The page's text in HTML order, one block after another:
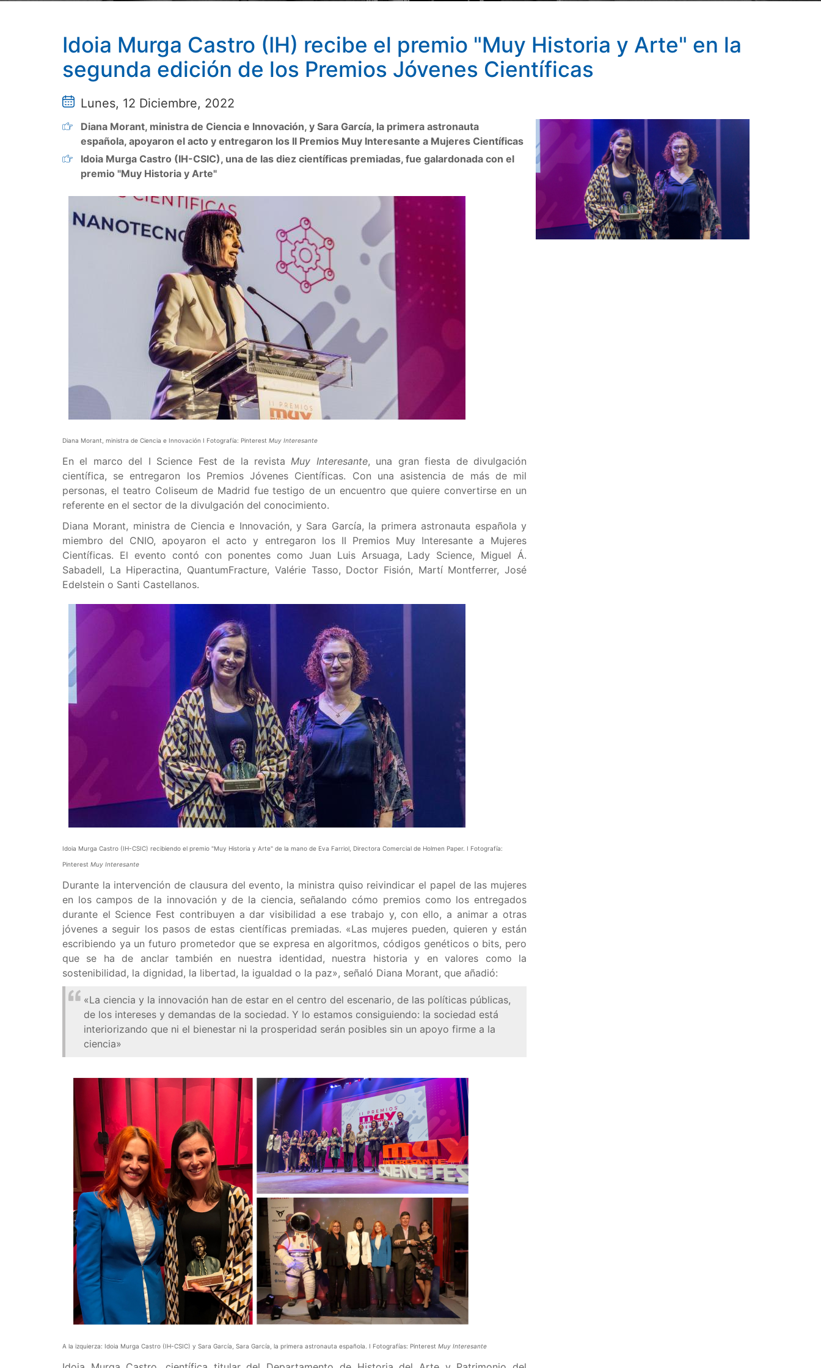
Idoia Murga Castro (IH) recibe el premio "Muy Historia y Arte" en la
segunda edición de los Premios Jóvenes Científicas
Lunes, 12 Diciembre, 2022
Diana Morant, ministra de Ciencia e Innovación, y Sara García, la primera astronauta
española, apoyaron el acto y entregaron los II Premios Muy Interesante a Mujeres Científicas
Idoia Murga Castro (IH-CSIC), una de las diez científicas premiadas, fue galardonada con el
premio "Muy Historia y Arte"
Diana Morant, ministra de Ciencia e Innovación I Fotografía: Pinterest Muy Interesante
En el marco del I Science Fest de la revistaMuy Interesante, una gran fiesta de divulgación
científica, se entregaron los Premios Jóvenes Científicas. Con una asistencia de más de mil
personas, el teatro Coliseum de Madrid fue testigo de un encuentro que quiere convertirse en un
referente en el sector de la divulgación del conocimiento.
Diana Morant, ministra de Ciencia e Innovación, y Sara García, la primera astronauta española y
miembro del CNIO, apoyaron el acto y entregaron los II Premios Muy Interesante a Mujeres
Científicas. El evento contó con ponentes como ​Juan Luis Arsuaga, Lady Science, Miguel Á.
Sabadell​, La Hiperactina, QuantumFracture, Valérie Tasso, Doctor Fisión, Martí Montferrer, José
Edelstein o Santi Castellanos.
Idoia Murga Castro (IH-CSIC) recibiendo el premio "Muy Historia y Arte" de la mano de Eva Farriol, Directora Comercial de Holmen Paper. I Fotografía:
Pinterest Muy Interesante
Durante la intervención de clausura del evento, la ministra quiso reivindicar el papel de las mujeres
en los campos de la innovación y de la ciencia, señalando cómo premios como los entregados
durante el Science Fest contribuyen a dar visibilidad a ese trabajo y, con ello, a animar a otras
jóvenes a seguir los pasos de estas científicas premiadas. «Las mujeres pueden, quieren y están
escribiendo ya un futuro prometedor que se expresa en algoritmos, códigos genéticos o bits, pero
que se ha de anclar también en nuestra identidad, nuestra historia y en valores como la
sostenibilidad, la dignidad, la libertad, la igualdad o la paz», señaló Diana Morant, que añadió:
«La ciencia y la innovación han de estar en el centro del escenario, de las políticas públicas,
de los intereses y demandas de la sociedad. Y lo estamos consiguiendo: la sociedad está
interiorizando que ni el bienestar ni la prosperidad serán posibles sin un apoyo firme a la
ciencia»
A la izquierza: Idoia Murga Castro (IH-CSIC) y Sara García, Sara García, la primera astronauta española. I Fotografías: Pinterest Muy Interesante